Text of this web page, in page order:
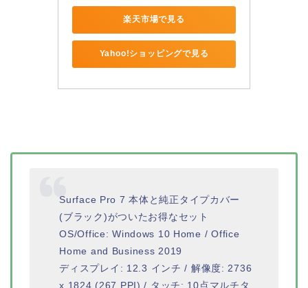
楽天市場で見る
Yahoo!ショッピングで見る
Surface Pro 7 本体と純正タイプカバー
(ブラック)がついたお得なセット
OS/Office: Windows 10 Home / Office
Home and Business 2019
ディスプレイ: 12.3 インチ / 解像度: 2736
x 1824 (267 PPI) / タッチ: 10点マルチタ